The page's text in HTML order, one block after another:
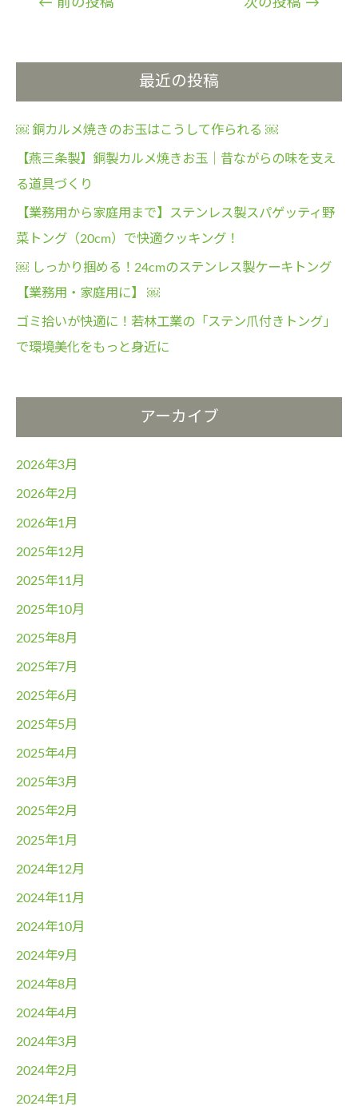
ビ
シ
ョ
ン
← 前の投稿 次の投稿 →
最近の投稿
￼ 銅カルメ焼きのお玉はこうして作られる ￼
【燕三条製】銅製カルメ焼きお玉｜昔ながらの味を支え
る道具づくり
【業務用から家庭用まで】ステンレス製スパゲッティ野
菜トング（20cm）で快適クッキング！
￼ しっかり掴める！24cmのステンレス製ケーキトング
【業務用・家庭用に】 ￼
ゴミ拾いが快適に！若林工業の「ステン爪付きトング」
で環境美化をもっと身近に
アーカイブ
2026年3月
2026年2月
2026年1月
2025年12月
2025年11月
2025年10月
2025年8月
2025年7月
2025年6月
2025年5月
2025年4月
2025年3月
2025年2月
2025年1月
2024年12月
2024年11月
2024年10月
2024年9月
2024年8月
2024年4月
2024年3月
2024年2月
2024年1月